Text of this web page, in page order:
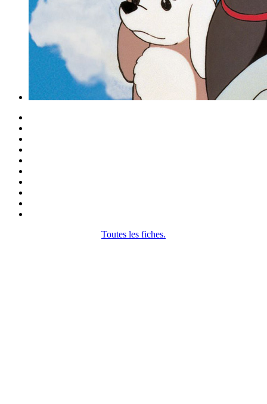
Toutes les fiches.